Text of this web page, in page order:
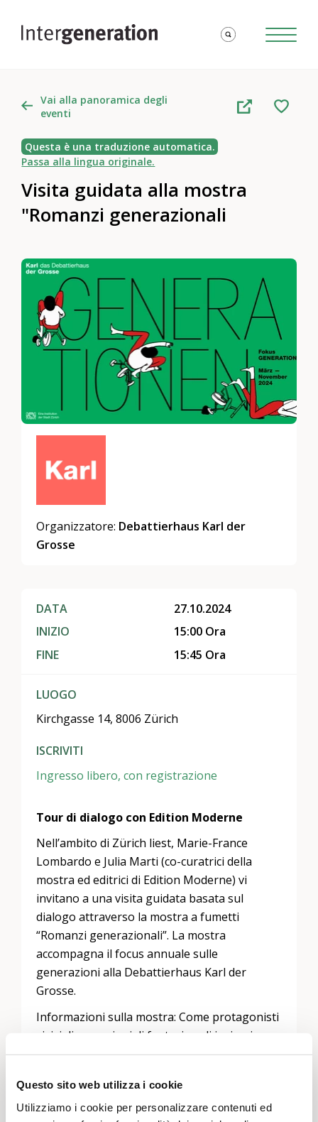
Questo sito web utilizza i cookie
Utilizziamo i cookie per personalizzare contenuti ed
Vai alla panoramica degli
eventi
Questa è una traduzione automatica.
Passa alla lingua originale.
Visita guidata alla mostra
"Romanzi generazionali
Organizzatore: Debattierhaus Karl der
Grosse
DATA
INIZIO
FINE
27.10.2024
15:00 Ora
15:45 Ora
LUOGO
Kirchgasse 14, 8006 Zürich
ISCRIVITI
Ingresso libero, con registrazione
Tour di dialogo con Edition Moderne
Nell’ambito di Zürich liest, Marie-France
Lombardo e Julia Marti (co-curatrici della
mostra ed editrici di Edition Moderne) vi
invitano a una visita guidata basata sul
dialogo attraverso la mostra a fumetti
“Romanzi generazionali”. La mostra
accompagna il focus annuale sulle
generazioni alla Debattierhaus Karl der
Grosse.
Informazioni sulla mostra: Come protagonisti
visivi di narrazioni di fantasia e di ispirazione
autobiografica, le figure dei fumetti sono
Autori e creatori di diverse generazioni
provenienti da Zurigo e da tutto il mondo